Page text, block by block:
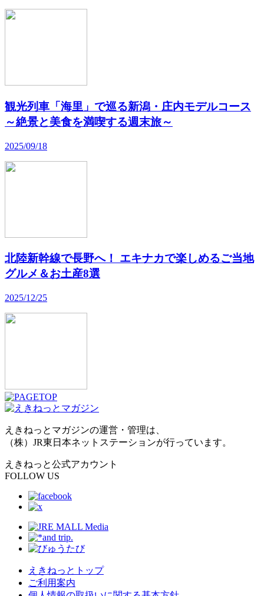
観光列車「海里」で巡る新潟・庄内モデルコース
～絶景と美食を満喫する週末旅～
2025/09/18
北陸新幹線で長野へ！ エキナカで楽しめるご当地
グルメ＆お土産8選
2025/12/25
えきねっとマガジンの運営・管理は、
（株）JR東日本ネットステーションが行っています。
えきねっと公式アカウント
FOLLOW US
えきねっとトップ
ご利用案内